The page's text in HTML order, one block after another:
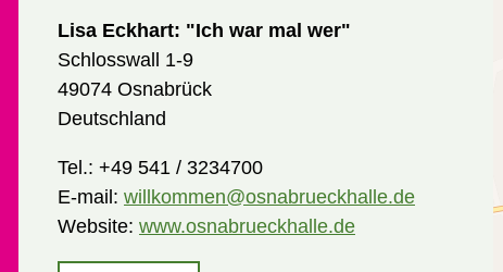
Lisa Eckhart: "Ich war mal wer"
Schlosswall 1-9
49074 Osnabrück
Deutschland
Tel.: +49 541 / 3234700
E-mail: willkommen@osnabrueckhalle.de
Website: www.osnabrueckhalle.de